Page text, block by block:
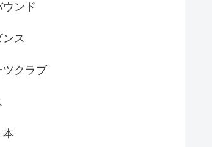
ンド
ンス
ツクラブ
本